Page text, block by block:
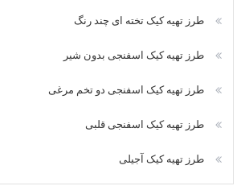
طرز تهیه کیک تخته ای چند رنگ
طرز تهیه کیک اسفنجی بدون شیر
طرز تهیه کیک اسفنجی دو تخم مرغی
طرز تهیه کیک اسفنجی قلبی
طرز تهیه کیک آجیلی